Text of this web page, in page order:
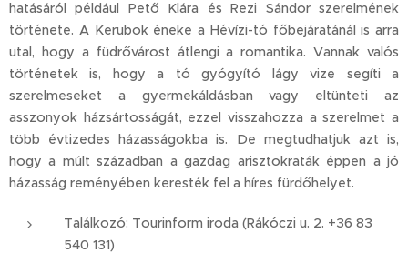
hatásáról például Pető Klára és Rezi Sándor szerelmének
története. A Kerubok éneke a Hévízi-tó főbejáratánál is arra
utal, hogy a füdrővárost átlengi a romantika. Vannak valós
történetek is, hogy a tó gyógyító lágy vize segíti a
szerelmeseket a gyermekáldásban vagy eltünteti az
asszonyok házsártosságát, ezzel visszahozza a szerelmet a
több évtizedes házasságokba is. De megtudhatjuk azt is,
hogy a múlt században a gazdag arisztokraták éppen a jó
házasság reményében keresték fel a híres fürdőhelyet.
Találkozó: Tourinform iroda (Rákóczi u. 2. +36 83
540 131)